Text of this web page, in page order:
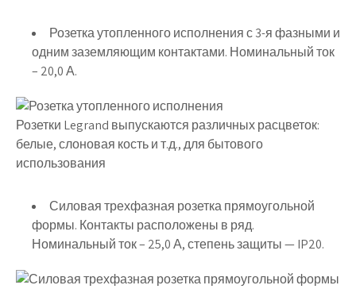
Розетка утопленного исполнения с 3-я фазными и
одним заземляющим контактами. Номинальный ток
– 20,0 А.
Розетки Legrand выпускаются различных расцветок:
белые, слоновая кость и т.д., для бытового
использования
Силовая трехфазная розетка прямоугольной
формы. Контакты расположены в ряд.
Номинальный ток – 25,0 А, степень защиты — IP20.